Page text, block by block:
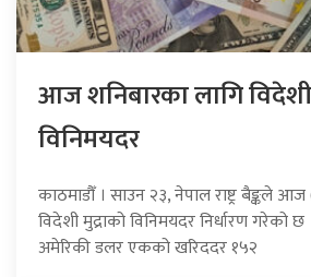
आज शनिबारका लागि विदेशी
विनिमयदर
काठमाडौँ । साउन २३, नेपाल राष्ट्र बैङ्कले
विदेशी मुद्राको विनिमयदर निर्धारण गरेको छ
अमेरिकी डलर एकको खरिददर १५२